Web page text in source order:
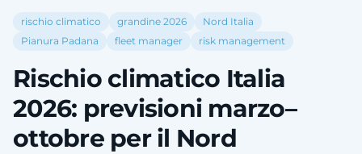
rischio climatico grandine 2026
Nord Italia
Pianura Padana
fleet manager risk management
Rischio climatico Italia
2026: previsioni marzo–
ottobre per il Nord